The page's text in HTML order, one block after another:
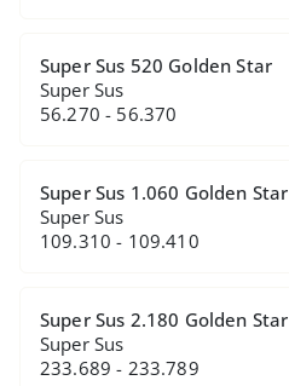
Super Sus 520 Golden Star
Super Sus
56.270 - 56.370
Super Sus 1.060 Golden Star
Super Sus
109.310 - 109.410
Super Sus 2.180 Golden Star
Super Sus
233.689 - 233.789